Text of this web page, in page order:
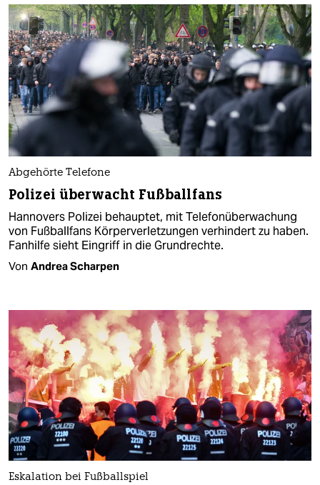
Abgehörte Telefone
Polizei überwacht Fußballfans
Hannovers Polizei behauptet, mit Telefonüberwachung
von Fußballfans Körperverletzungen verhindert zu haben.
Fanhilfe sieht Eingriff in die Grundrechte.
Von Andrea Scharpen
Eskalation bei Fußballspiel